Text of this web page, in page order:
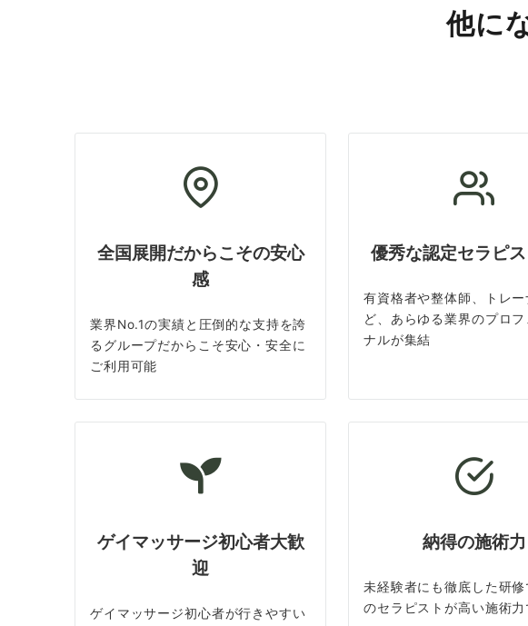
他に
全国展開だからこその安心
感
業界No.1の実績と圧倒的な支持を誇
るグループだからこそ安心・安全に
ご利用可能
優秀な認定セラピ
有資格者や整体師、トレー
ど、あらゆる業界のプロフ
ナルが集結
ゲイマッサージ初心者大歓
迎
ゲイマッサージ初心者が行きやすい
納得の施術力
未経験者にも徹底した研修
のセラピストが高い施術